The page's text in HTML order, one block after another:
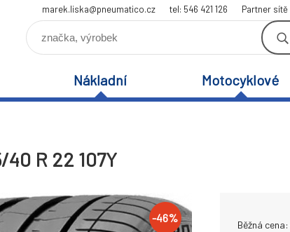
marek.liska@pneumatico.cz tel: 546 421 126 Partner sítě
Nákladní Motocyklové
40 R 22 107Y
-46%
Běžná cena: